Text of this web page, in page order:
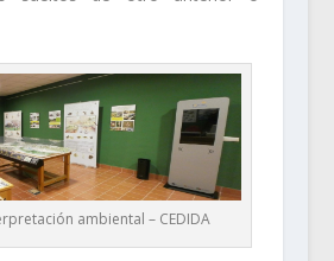
ambiental – CEDIDA